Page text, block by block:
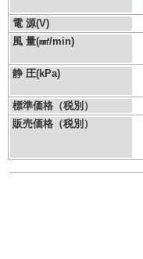
電 源(V)
風 量(㎣/min)
静 圧(kPa)
標準価格（税別）
販売価格（税別）